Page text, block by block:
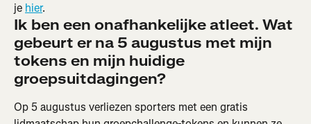
je hier.
Ik ben een onafhankelijke atleet. Wat
gebeurt er na 5 augustus met mijn
tokens en mijn huidige
groepsuitdagingen?
Op 5 augustus verliezen sporters met een gratis